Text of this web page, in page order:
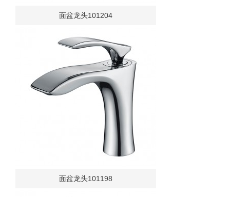
面盆龙头101204
面盆龙头101198